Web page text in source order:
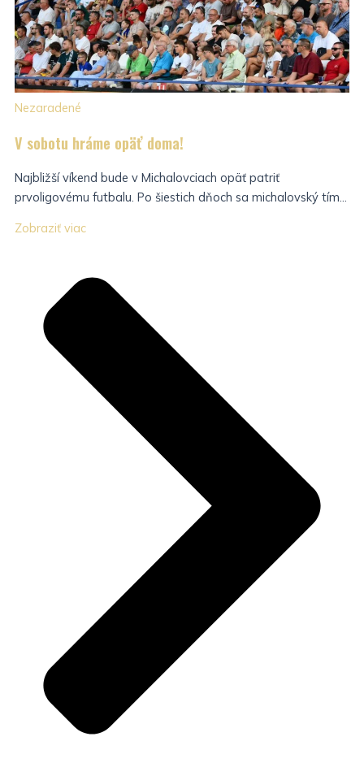
Nezaradené
V sobotu hráme opäť doma!
Najbližší víkend bude v Michalovciach opäť patriť
prvoligovému futbalu. Po šiestich dňoch sa michalovský tím...
Zobraziť viac